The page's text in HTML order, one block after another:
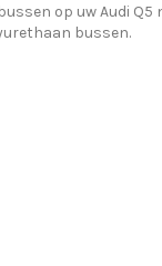
op uw Audi
bussen.